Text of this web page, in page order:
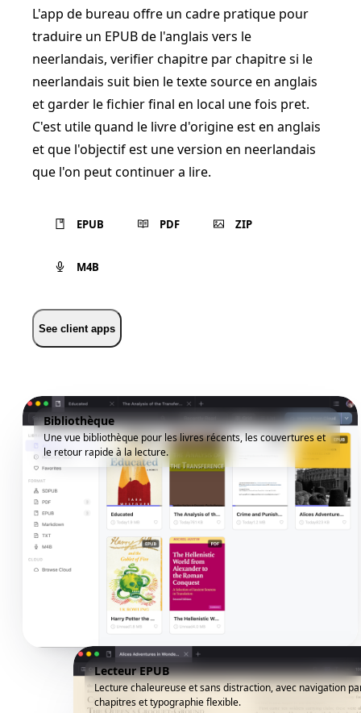
L'app de bureau offre un cadre pratique pour
traduire un EPUB de l'anglais vers le
neerlandais, verifier chapitre par chapitre si le
neerlandais suit bien le texte source en anglais
et garder le fichier final en local une fois pret.
C'est utile quand le livre d'origine est en anglais
et que l'objectif est une version en neerlandais
que l'on peut continuer a lire.
EPUB PDF ZIP
M4B
See client apps
Bibliothèque
Une vue bibliothèque pour les livres récents, les couvertures et
le retour rapide à la lecture.
Lecteur EPUB
Lecture chaleureuse et sans distraction, avec navigation
chapitres et typographie flexible.